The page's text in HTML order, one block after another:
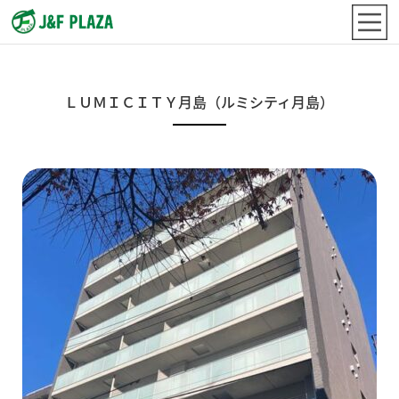
ＬＵＭＩＣＩＴＹ月島（ルミシティ月島）